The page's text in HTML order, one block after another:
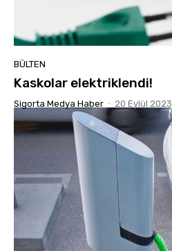
BÜLTEN
Kaskolar elektriklendi!
Sigorta Medya Haber - 20 Eylül 2023